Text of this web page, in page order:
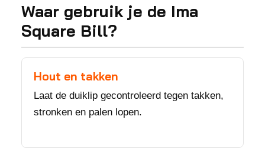
Waar gebruik je de Ima
Square Bill?
Hout en takken
Laat de duiklip gecontroleerd tegen takken,
stronken en palen lopen.